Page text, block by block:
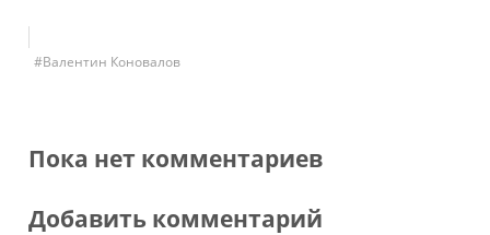
#Валентин Коновалов
Пока нет комментариев
Добавить комментарий